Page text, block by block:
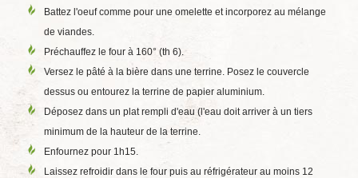
Battez l'oeuf comme pour une omelette et incorporez au mélange
de viandes.
Préchauffez le four à 160° (th 6).
Versez le pâté à la bière dans une terrine. Posez le couvercle
dessus ou entourez la terrine de papier aluminium.
Déposez dans un plat rempli d'eau (l'eau doit arriver à un tiers
minimum de la hauteur de la terrine.
Enfournez pour 1h15.
Laissez refroidir dans le four puis au réfrigérateur au moins 12